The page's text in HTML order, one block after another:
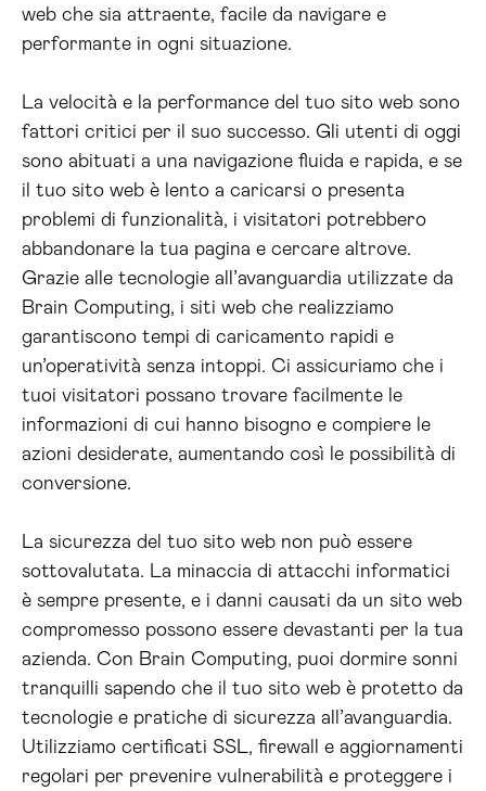
web che sia attraente, facile da navigare e
performante in ogni situazione.
La velocità e la performance del tuo sito web sono
fattori critici per il suo successo. Gli utenti di oggi
sono abituati a una navigazione fluida e rapida, e se
il tuo sito web è lento a caricarsi o presenta
problemi di funzionalità, i visitatori potrebbero
abbandonare la tua pagina e cercare altrove.
Grazie alle tecnologie all’avanguardia utilizzate da
Brain Computing, i siti web che realizziamo
garantiscono tempi di caricamento rapidi e
un’operatività senza intoppi. Ci assicuriamo che i
tuoi visitatori possano trovare facilmente le
informazioni di cui hanno bisogno e compiere le
azioni desiderate, aumentando così le possibilità di
conversione.
La sicurezza del tuo sito web non può essere
sottovalutata. La minaccia di attacchi informatici
è sempre presente, e i danni causati da un sito web
compromesso possono essere devastanti per la tua
azienda. Con Brain Computing, puoi dormire sonni
tranquilli sapendo che il tuo sito web è protetto da
tecnologie e pratiche di sicurezza all’avanguardia.
Utilizziamo certificati SSL, firewall e aggiornamenti
regolari per prevenire vulnerabilità e proteggere i